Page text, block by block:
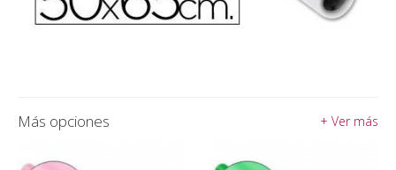
Más opciones + Ver más